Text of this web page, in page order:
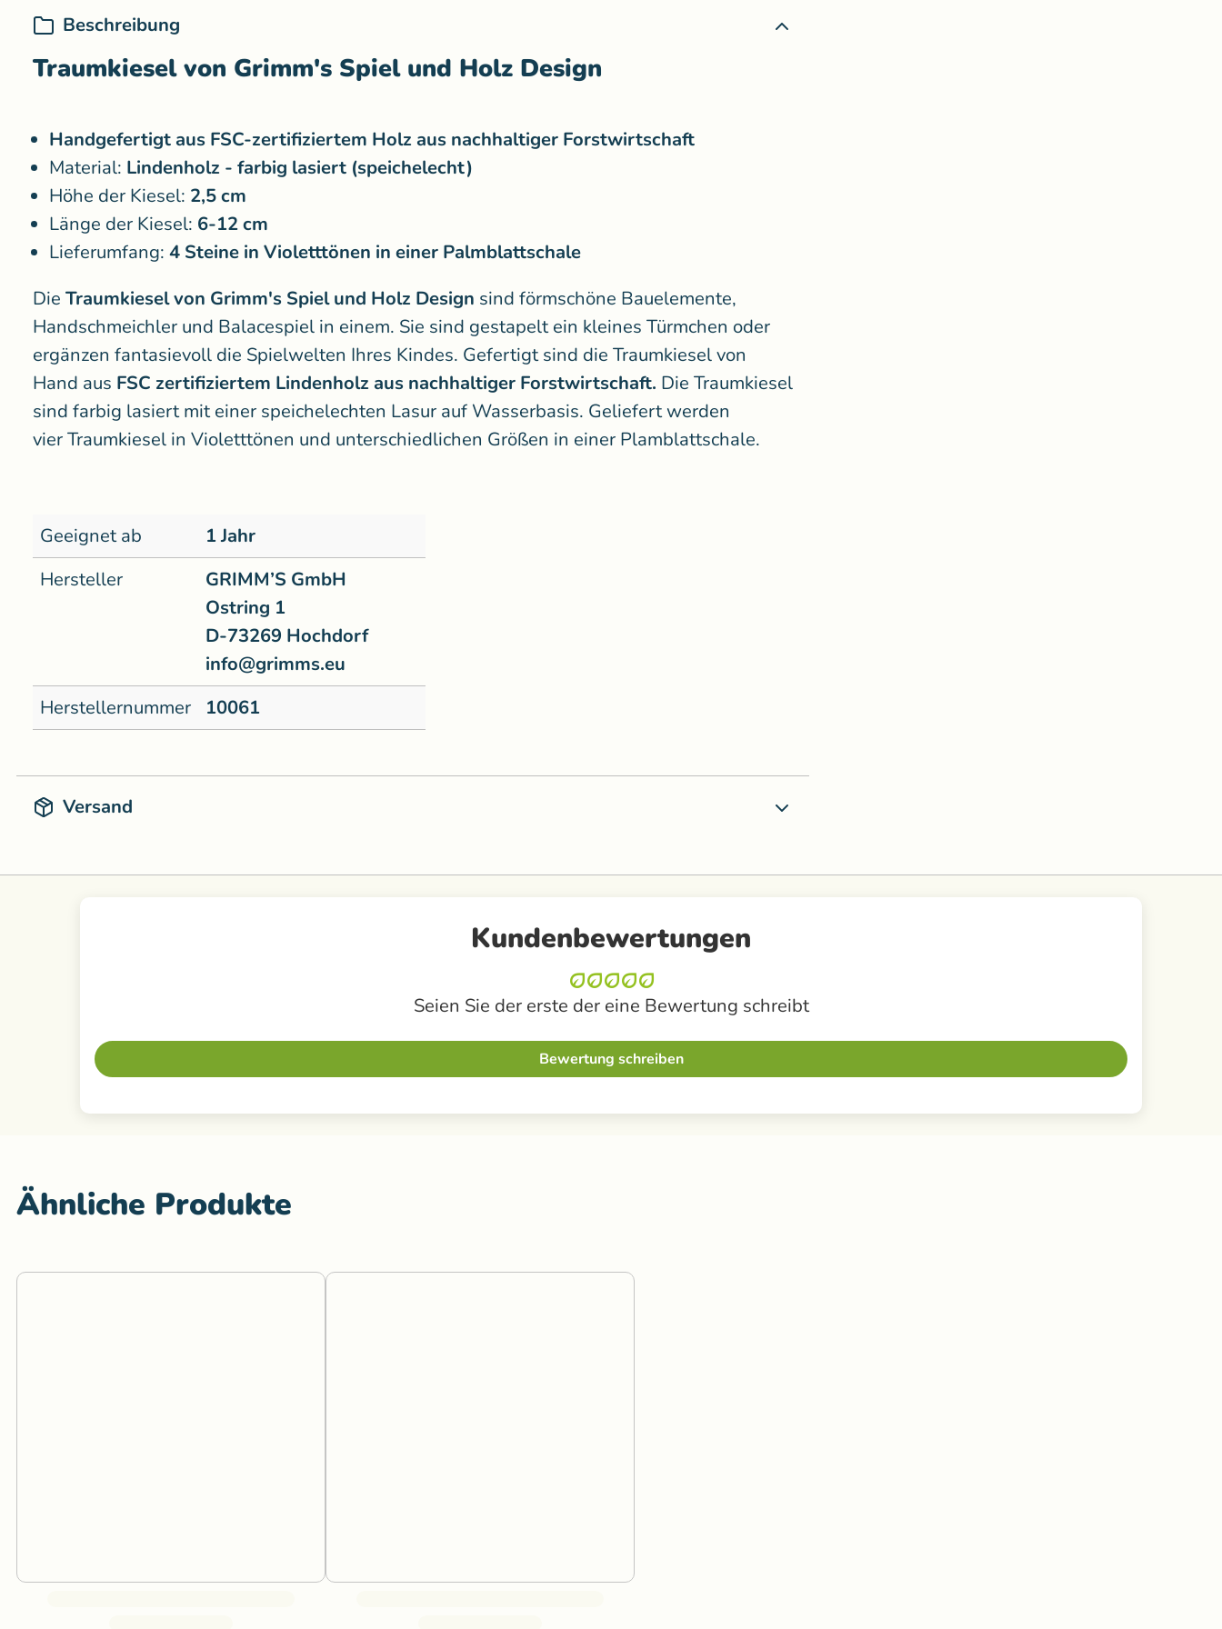
Beschreibung
Traumkiesel von Grimm's Spiel und Holz Design
Handgefertigt aus FSC-zertifiziertem Holz aus nachhaltiger Forstwirtschaft
Material: Lindenholz - farbig lasiert (speichelecht)
Höhe der Kiesel: 2,5 cm
Länge der Kiesel: 6-12 cm
Lieferumfang: 4 Steine in Violetttönen in einer Palmblattschale
Die Traumkiesel von Grimm's Spiel und Holz Design sind förmschöne Bauelemente,
Handschmeichler und Balacespiel in einem. Sie sind gestapelt ein kleines Türmchen oder
ergänzen fantasievoll die Spielwelten Ihres Kindes. Gefertigt sind die Traumkiesel von
Hand aus FSC zertifiziertem Lindenholz aus nachhaltiger Forstwirtschaft. Die Traumkiesel
sind farbig lasiert mit einer speichelechten Lasur auf Wasserbasis. Geliefert werden
vier Traumkiesel in Violetttönen und unterschiedlichen Größen in einer Plamblattschale.
Geeignet ab
1 Jahr
Hersteller
GRIMM’S GmbH
Ostring 1
D-73269 Hochdorf
info@grimms.eu
Herstellernummer
10061
Versand
Kundenbewertungen
Seien Sie der erste der eine Bewertung schreibt
Bewertung schreiben
Ähnliche Produkte